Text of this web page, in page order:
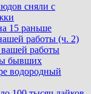
сняли с
15 раньше
работы (ч. 2)
работы
бывших
водородный